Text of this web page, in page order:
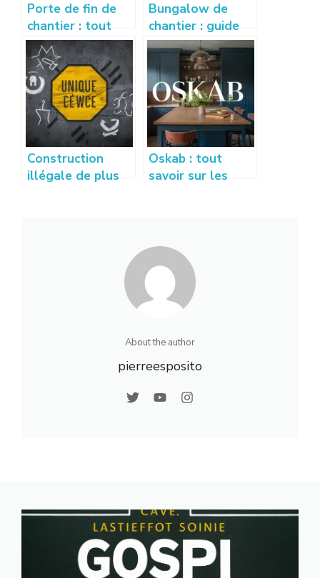
Porte de fin de
chantier : tout
savoir sur son
utilité, normes et
installation
Bungalow de
chantier : guide
d’achat,
utilisations et
avantages
Construction
illégale de plus
Oskab : tout
savoir sur les
About the author
pierreesposito